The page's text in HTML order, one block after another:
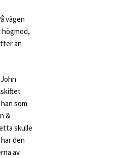
vägen
än
som
&
skulle
den
av